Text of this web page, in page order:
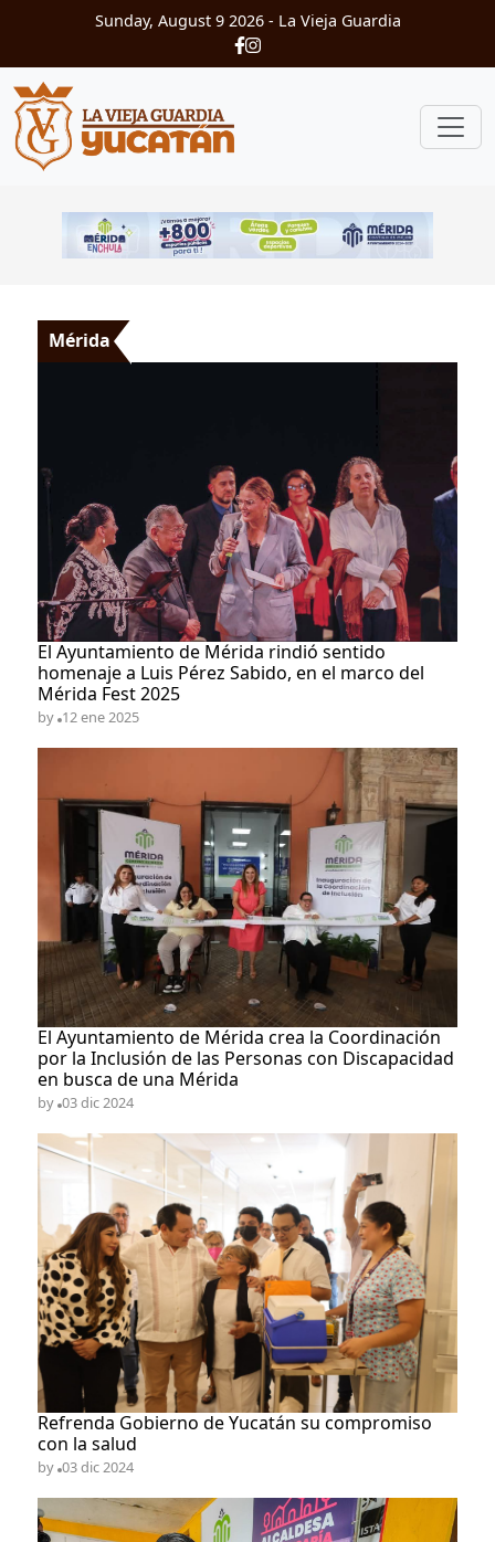
Sunday, August 9 2026 - La Vieja Guardia
Mérida
El Ayuntamiento de Mérida rindió sentido
homenaje a Luis Pérez Sabido, en el marco del
Mérida Fest 2025
by 12 ene 2025
El Ayuntamiento de Mérida crea la Coordinación
por la Inclusión de las Personas con Discapacidad
en busca de una Mérida
by 03 dic 2024
Refrenda Gobierno de Yucatán su compromiso
con la salud
by 03 dic 2024